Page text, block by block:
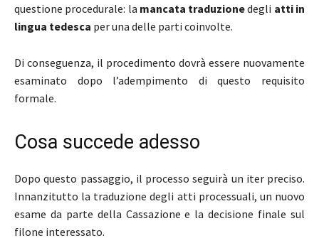
questione procedurale: la mancata traduzionedegli atti in
lingua tedesca per una delle parti coinvolte.
Di conseguenza, il procedimento dovrà essere nuovamente
esaminato dopo l’adempimento di questo requisito
formale.
Cosa succede adesso
Dopo questo passaggio, il processo seguirà un iter preciso.
Innanzitutto la traduzione degli atti processuali, un nuovo
esame da parte della Cassazione e la decisione finale sul
filone interessato.